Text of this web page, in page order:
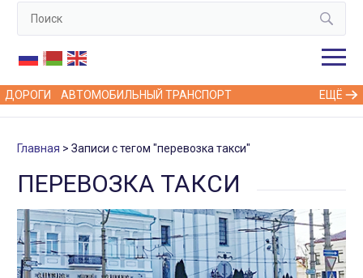
ДОРОГИ АВТОМОБИЛЬНЫЙ ТРАНСПОРТ ЕЩЁ
Главная Записи с тегом "перевозка такси"
ПЕРЕВОЗКА ТАКСИ